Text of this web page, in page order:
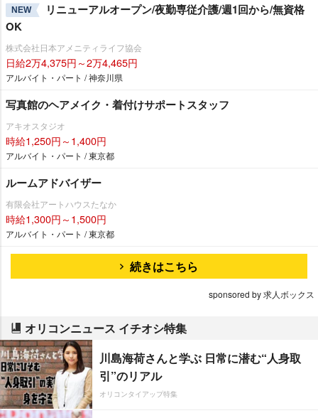
NEW
リニューアルオープン/夜勤専従介護/週1回から/無資格
OK
株式会社日本アメニティライフ協会
日給2万4,375円～2万4,465円
アルバイト・パート / 神奈川県
写真館のヘアメイク・着付けサポートスタッフ
アキオスタジオ
時給1,250円～1,400円
アルバイト・パート / 東京都
ルームアドバイザー
有限会社アートハウスたなか
時給1,300円～1,500円
アルバイト・パート / 東京都
続きはこちら
sponsored by 求人ボックス
オリコンニュース イチオシ特集
川島海荷さんと学ぶ 日常に潜む“人身取
引”のリアル
オリコンタイアップ特集